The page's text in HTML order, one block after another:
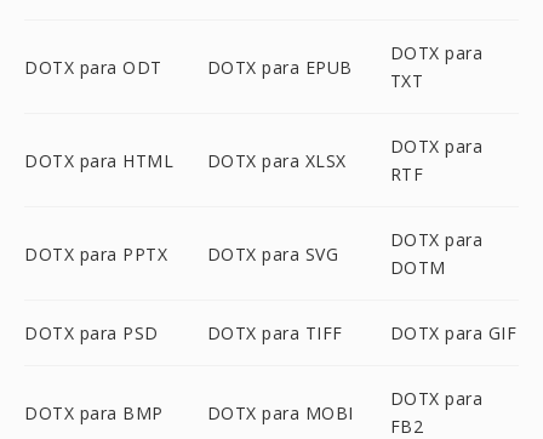
DOTX para ODT DOTX para EPUB
DOTX para
TXT
DOTX para HTML DOTX para XLSX
DOTX para
RTF
DOTX para PPTX DOTX para SVG
DOTX para
DOTM
DOTX para PSD DOTX para TIFF DOTX para GIF
DOTX para BMP DOTX para MOBI
DOTX para
FB2